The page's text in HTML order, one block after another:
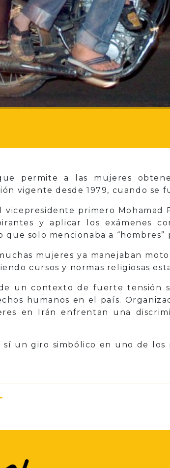
permite a las mujeres
vigente desde 1979, cuando se
primero Mohamad
y aplicar los exámenes
solo mencionaba a “hombres”
mujeres ya manejaban
cursos y normas religiosas
un contexto de fuerte tensión
humanos en el país.
en Irán enfrentan una
un giro simbólico en uno de los